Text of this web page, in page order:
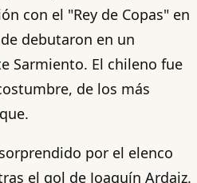
con el "Rey de Copas" en
debutaron en un
Sarmiento. El chileno fue
de los más
por el elenco
el gol de Joaquín Ardaiz.